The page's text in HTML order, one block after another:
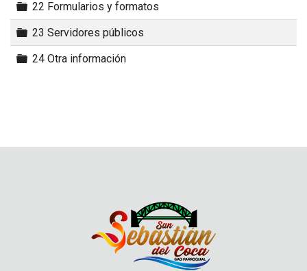
Carpeta
22 Formularios y formatos
Carpeta
23 Servidores públicos
Carpeta
24 Otra información